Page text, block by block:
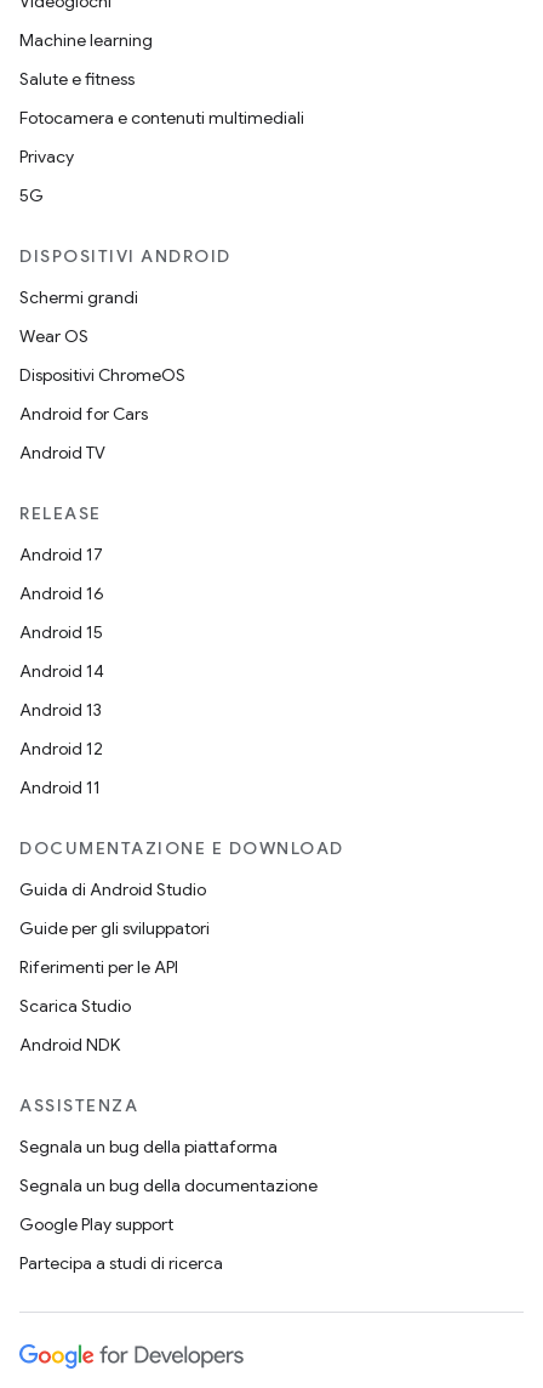
Machine learning
Salute e fitness
Fotocamera e contenuti multimediali
Privacy
5G
DISPOSITIVI ANDROID
Schermi grandi
Wear OS
Dispositivi ChromeOS
Android for Cars
Android TV
RELEASE
Android 17
Android 16
Android 15
Android 14
Android 13
Android 12
Android 11
DOCUMENTAZIONE E DOWNLOAD
Guida di Android Studio
Guide per gli sviluppatori
Riferimenti per le API
Scarica Studio
Android NDK
ASSISTENZA
Segnala un bug della piattaforma
Segnala un bug della documentazione
Google Play support
Partecipa a studi di ricerca